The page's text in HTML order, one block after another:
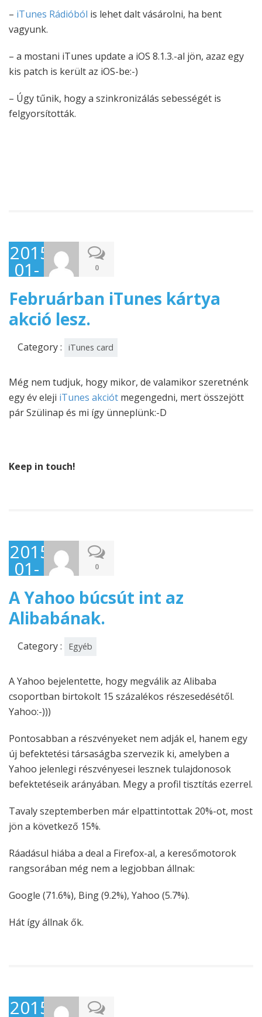
– iTunes Rádióból is lehet dalt vásárolni, ha bent
vagyunk.
– a mostani iTunes update a iOS 8.1.3.-al jön, azaz egy
kis patch is került az iOS-be:-)
– Úgy tűnik, hogy a szinkronizálás sebességét is
felgyorsították.
2015-
01-
30
0
Februárban iTunes kártya
akció lesz.
Category : iTunes card
Még nem tudjuk, hogy mikor, de valamikor szeretnénk
egy év eleji iTunes akciót megengedni, mert összejött
pár Szülinap és mi így ünneplünk:-D
Keep in touch!
2015-
01-
28
0
A Yahoo búcsút int az
Alibabának.
Category : Egyéb
A Yahoo bejelentette, hogy megválik az Alibaba
csoportban birtokolt 15 százalékos részesedésétől.
Yahoo:-)))
Pontosabban a részvényeket nem adják el, hanem egy
új befektetési társaságba szervezik ki, amelyben a
Yahoo jelenlegi részvényesei lesznek tulajdonosok
befektetéseik arányában. Megy a profil tisztítás ezerrel.
Tavaly szeptemberben már elpattintottak 20%-ot, most
jön a következő 15%.
Ráadásul hiába a deal a Firefox-al, a keresőmotorok
rangsorában még nem a legjobban állnak:
Google (71.6%), Bing (9.2%), Yahoo (5.7%).
Hát így állnak ők.
2015-